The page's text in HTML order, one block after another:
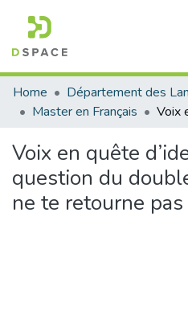
Communities & Collections
All of DSpace
Home
Master en Français
Voix en quête
question du
ne te retourne